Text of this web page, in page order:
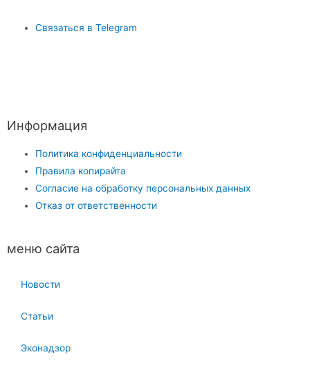
Связаться в Telegram
Информация
Политика конфиденциальности
Правила копирайта
Согласие на обработку персональных данных
Отказ от ответственности
меню сайта
Новости
Статьи
Эконадзор